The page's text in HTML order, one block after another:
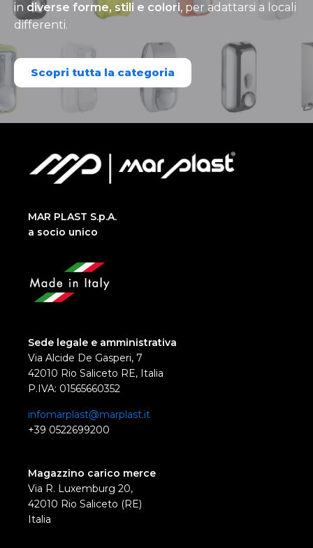
in diverse forme, stili e colori, per adattarsi a locali
differenti.
Scopri tutta la categoria
MAR PLAST S.p.A.
a socio unico
Sede legale e amministrativa
Via Alcide De Gasperi, 7
42010 Rio Saliceto RE, Italia
P.IVA: 01565660352
infomarplast@marplast.it
+39 0522699200
Magazzino carico merce
Via R. Luxemburg 20,
42010 Rio Saliceto (RE)
Italia